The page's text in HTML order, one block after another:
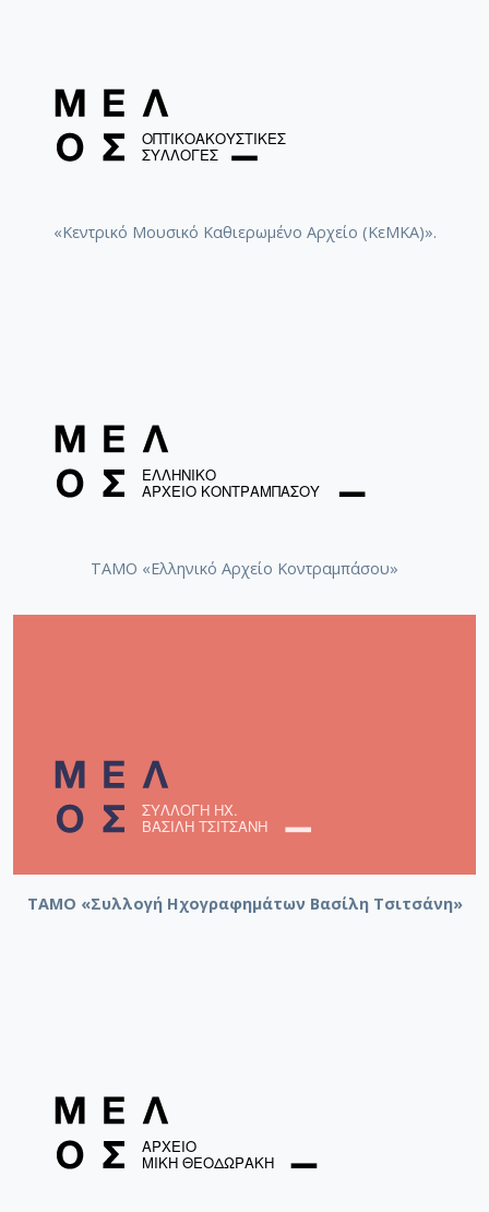
Αρχόντισσα / Τσιτσάνης, Βασίλης [197?]
Αχάριστη / Τσιτσάνης, Βασίλης [197?]
Τα λιμάνια / Θώδη, Έφη [2006]
Μουρμούρα / Κυρίτσης, Αντώνης
Εφτά φορές με πρόδωσες / Τσιτσάνης, Βασίλης
Ο τραυματίας / Γιουλάκης, Νίκος
Ο αισθηματίας / Κορώνης [1953]
Ο αισθηματίας / Κορώνης [1953]
«Κεντρικό Μουσικό Καθιερωμένο Αρχείο (ΚεΜΚΑ)».
ΤΑΜΟ «Ελληνικό Αρχείο Κοντραμπάσου»
ΤΑΜΟ «Συλλογή Ηχογραφημάτων Βασίλη Τσιτσάνη»